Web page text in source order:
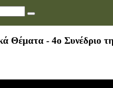
Θέματα - 4ο Συνέδριο